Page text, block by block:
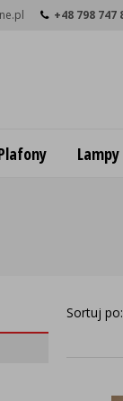
+48 798 747
Sortuj po: